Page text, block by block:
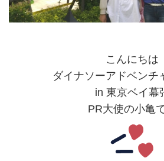
こんにちは
ダイナソーアドベンチ
in 東京ベイ幕
PR大使の小亀